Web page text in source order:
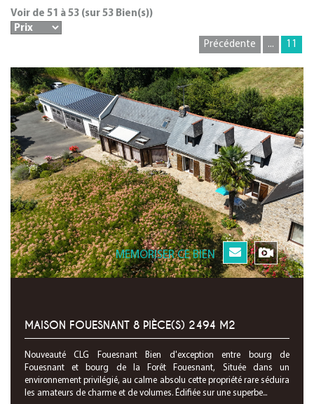
Voir de 51 à 53 (sur 53 Bien(s))
Précédente ... 11
MEMORISER CE BIEN
MAISON FOUESNANT 8 PIÈCE(S) 2494 M2
Nouveauté CLG Fouesnant Bien d'exception entre bourg de
Fouesnant et bourg de la Forêt Fouesnant, Située dans un
environnement privilégié, au calme absolu cette propriété rare séduira
les amateurs de charme et de volumes. Édifiée sur une superbe...